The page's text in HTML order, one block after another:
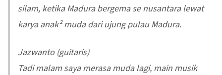
silam, ketika Madura bergema se nusantara lewat
karya anak² muda dari ujung pulau Madura.
Jazwanto (guitaris)
Tadi malam saya merasa muda lagi, main musik